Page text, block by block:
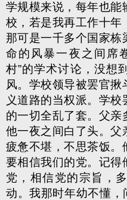
学规模来说，每年也能
校，若是我再工作十年
那可是一千多个国家
命的风暴一夜之间席
村”的学术讨论，没想
风。学校领导被罢官
义道路的当权派。学
的一切全乱了套。父亲
他一夜之间白了头。父
疲惫不堪，不思茶饭。
要相信我们的党。记得
党，相信党的宗旨，
动。我那时年幼不懂，